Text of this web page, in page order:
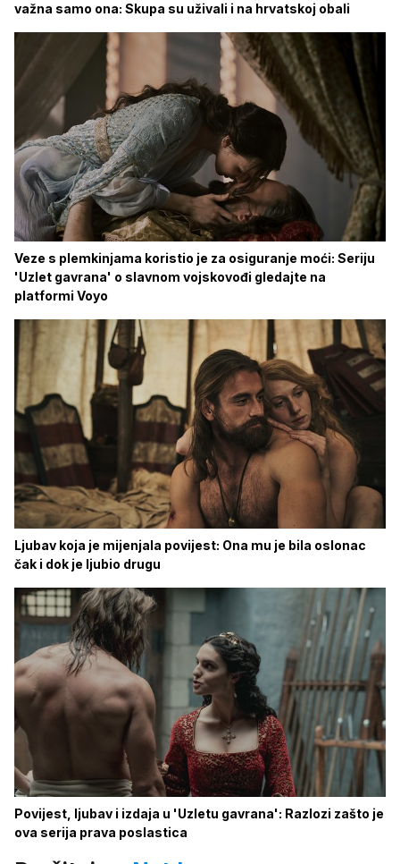
važna samo ona: Skupa su uživali i na hrvatskoj obali
Veze s plemkinjama koristio je za osiguranje moći: Seriju
'Uzlet gavrana' o slavnom vojskovođi gledajte na
platformi Voyo
Ljubav koja je mijenjala povijest: Ona mu je bila oslonac
čak i dok je ljubio drugu
Povijest, ljubav i izdaja u 'Uzletu gavrana': Razlozi zašto je
ova serija prava poslastica